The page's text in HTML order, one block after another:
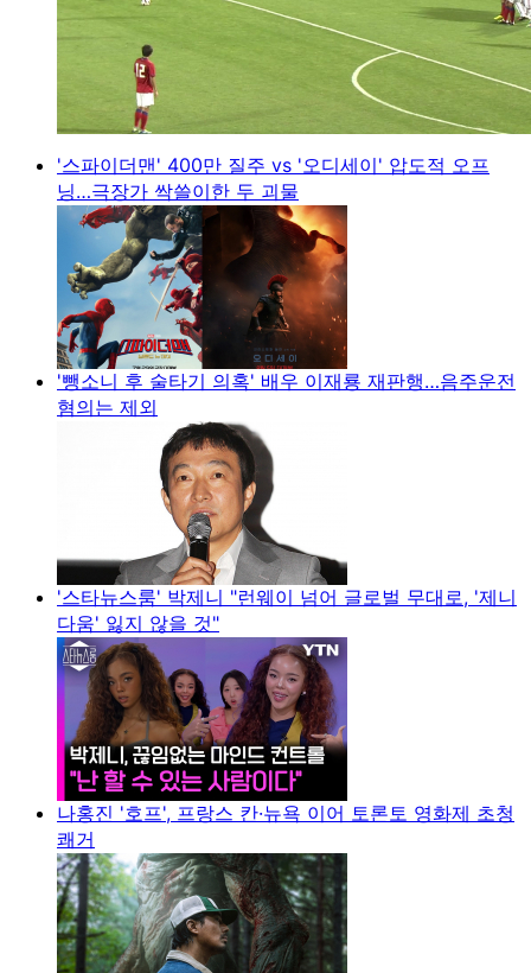
'스파이더맨' 400만 질주 vs '오디세이' 압도적 오프
닝…극장가 싹쓸이한 두 괴물
'뺑소니 후 술타기 의혹' 배우 이재룡 재판행…음주운전
혐의는 제외
'스타뉴스룸' 박제니 "런웨이 넘어 글로벌 무대로, '제니
다움' 잃지 않을 것"
나홍진 '호프', 프랑스 칸·뉴욕 이어 토론토 영화제 초청
쾌거